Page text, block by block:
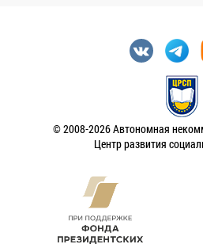
© 2008-2026 Автономная
Центр развития